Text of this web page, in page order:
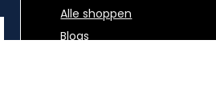
Alle shoppen
Blogs